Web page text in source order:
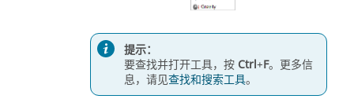
提示：
要查找并打开工具，按 Ctrl+F。更多信
息，请见查找和搜索工具。